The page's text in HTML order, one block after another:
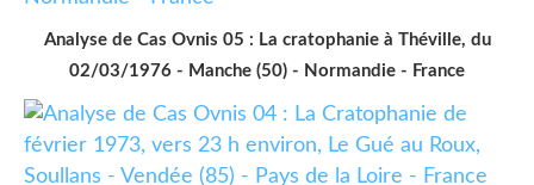
Analyse de Cas Ovnis 05 : La cratophanie à Théville, du
02/03/1976 - Manche (50) - Normandie - France